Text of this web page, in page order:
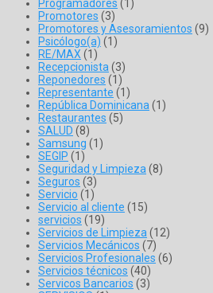
Programadores (1)
Promotores (3)
Promotores y Asesoramientos (9)
Psicólogo(a) (1)
RE/MAX(1)
Recepcionista(3)
Reponedores (1)
Representante (1)
República Dominicana(1)
Restaurantes (5)
SALUD (8)
Samsung (1)
SEGIP (1)
Seguridad y Limpieza(8)
Seguros (3)
Servicio (1)
Servicio al cliente (15)
servicios (19)
Servicios de Limpieza(12)
Servicios Mecánicos (7)
Servicios Profesionales (6)
Servicios técnicos (40)
Servicos Bancarios (3)